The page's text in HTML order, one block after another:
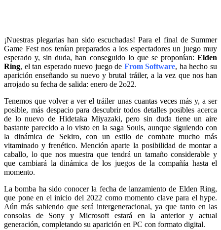
¡Nuestras plegarias han sido escuchadas! Para el final de Summer
Game Fest nos tenían preparados a los espectadores un juego muy
esperado y, sin duda, han conseguido lo que se proponían: Elden
Ring, el tan esperado nuevo juego de From Software, ha hecho su
aparición enseñando su nuevo y brutal tráiler, a la vez que nos han
arrojado su fecha de salida: enero de 2o22.
Tenemos que volver a ver el tráiler unas cuantas veces más y, a ser
posible, más despacio para descubrir todos detalles posibles acerca
de lo nuevo de Hidetaka Miyazaki, pero sin duda tiene un aire
bastante parecido a lo visto en la saga Souls, aunque siguiendo con
la dinámica de Sekiro, con un estilo de combate mucho más
vitaminado y frenético. Mención aparte la posibilidad de montar a
caballo, lo que nos muestra que tendrá un tamaño considerable y
que cambiará la dinámica de los juegos de la compañía hasta el
momento.
La bomba ha sido conocer la fecha de lanzamiento de Elden Ring,
que pone en el inicio del 2022 como momento clave para el hype.
Aún más sabiendo que será intergeneracional, ya que tanto en las
consolas de Sony y Microsoft estará en la anterior y actual
generación, completando su aparición en PC con formato digital.